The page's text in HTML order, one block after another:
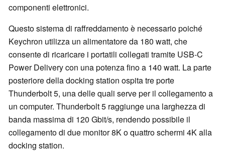
componenti elettronici.
Questo sistema di raffreddamento è necessario poiché
Keychron utilizza un alimentatore da 180 watt, che
consente di ricaricare i portatili collegati tramite USB-C
Power Delivery con una potenza fino a 140 watt. La parte
posteriore della docking station ospita tre porte
Thunderbolt 5, una delle quali serve per il collegamento a
un computer. Thunderbolt 5 raggiunge una larghezza di
banda massima di 120 Gbit/s, rendendo possibile il
collegamento di due monitor 8K o quattro schermi 4K alla
docking station.